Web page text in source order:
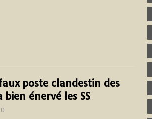
poste clandestin des
bien énervé les SS
0